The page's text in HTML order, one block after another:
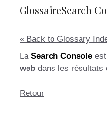
GlossaireSearch
« Back to Glossary
La Search Console
web dans les résultats
Retour